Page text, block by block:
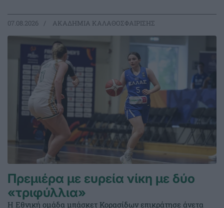
07.08.2026 ΑΚΑΔΗΜΙΑ ΚΑΛΑΘΟΣΦΑΙΡΙΣΗΣ
Πρεμιέρα με ευρεία νίκη με δύο
«τριφύλλια»
Η Εθνική ομάδα μπάσκετ Κορασίδων επικράτησε άνετα